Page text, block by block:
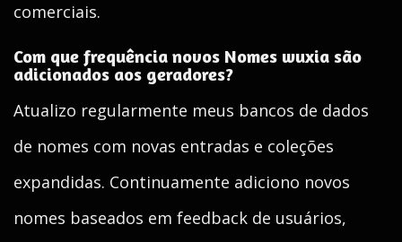
comerciais.
Com que frequência novos Nomes wuxia são
adicionados aos geradores?
Atualizo regularmente meus bancos de dados
de nomes com novas entradas e coleções
expandidas. Continuamente adiciono novos
nomes baseados em feedback de usuários,